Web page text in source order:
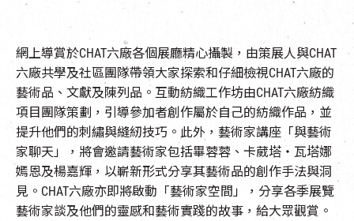
網上導賞於CHAT六廠各個展廳精心攝製，由策展人與CHAT
六廠共學及社區團隊帶領大家探索和仔細檢視CHAT六廠的
藝術品、文獻及陳列品。互動紡織工作坊由CHAT六廠紡織
項目團隊策劃，引導參加者創作屬於自己的紡織作品，並
提升他們的刺繡與縫紉技巧。此外，藝術家講座「與藝術
家聊天」，將會邀請藝術家包括畢蓉蓉、卡葳塔・瓦塔娜
嫣恩及楊嘉輝，以嶄新形式分享其藝術品的創作手法與洞
見。CHAT六廠亦即將啟動「藝術家空間」，分享各季展覽
藝術家談及他們的靈感和藝術實踐的故事，給大眾觀賞。